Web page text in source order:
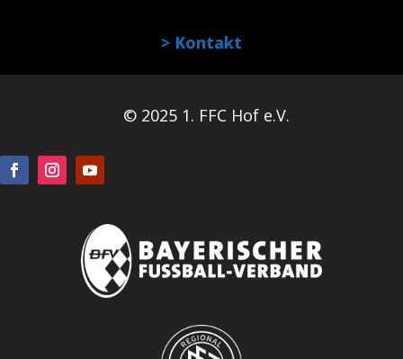
> Kontakt
© 2025 1. FFC Hof e.V.